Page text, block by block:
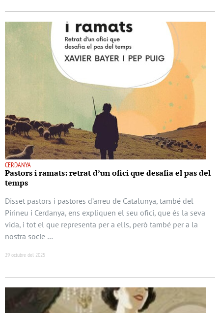
CERDANYA
Pastors i ramats: retrat d’un ofici que desafia el pas del
temps
Disset pastors i pastores d’arreu de Catalunya, també del
Pirineu i Cerdanya, ens expliquen el seu ofici, que és la seva
vida, i tot el que representa per a ells, però també per a la
nostra socie …
29 octubre del 2025